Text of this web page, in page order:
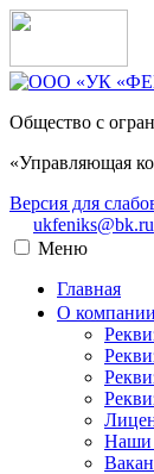
Общество с
«Управляющая
Версия для
ukfeniks@bk.ru
Меню
Главная
О компании
Наши